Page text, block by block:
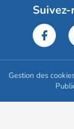
Gestion des